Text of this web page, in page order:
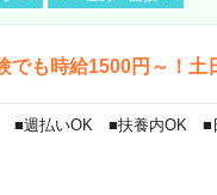
も時給1500円～！土
■週払いOK ■扶養内OK ■